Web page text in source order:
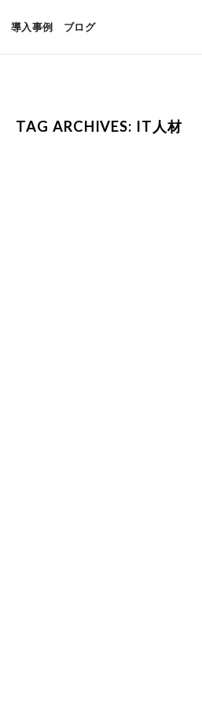
導入事例 ブログ
TAG ARCHIVES: IT人材